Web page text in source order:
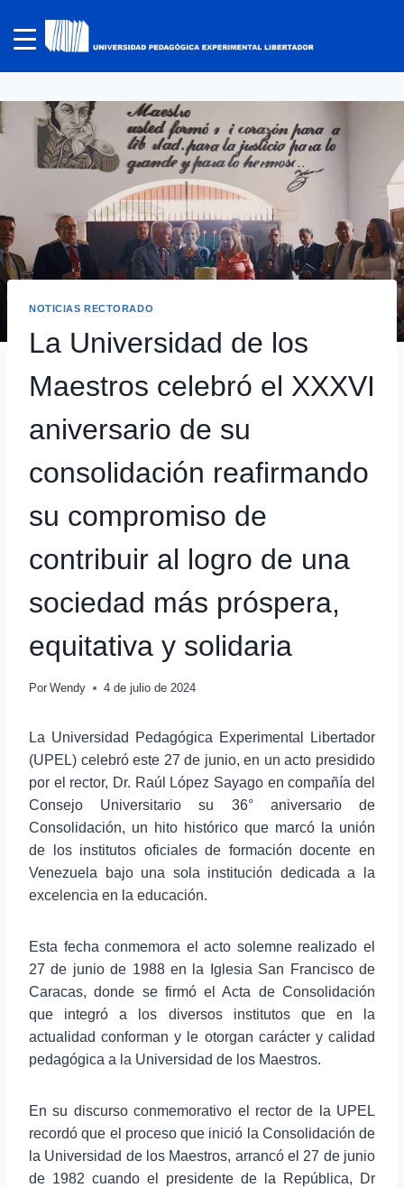
NOTICIAS RECTORADO
La Universidad de los
Maestros celebró el XXXVI
aniversario de su
consolidación reafirmando
su compromiso de
contribuir al logro de una
sociedad más próspera,
equitativa y solidaria
Por Wendy 4 de julio de 2024
La Universidad Pedagógica Experimental Libertador
(UPEL) celebró este 27 de junio, en un acto presidido
por el rector, Dr. Raúl López Sayago en compañía del
Consejo Universitario su 36° aniversario de
Consolidación, un hito histórico que marcó la unión
de los institutos oficiales de formación docente en
Venezuela bajo una sola institución dedicada a la
excelencia en la educación.
Esta fecha conmemora el acto solemne realizado el
27 de junio de 1988 en la Iglesia San Francisco de
Caracas, donde se firmó el Acta de Consolidación
que integró a los diversos institutos que en la
actualidad conforman y le otorgan carácter y calidad
pedagógica a la Universidad de los Maestros.
En su discurso conmemorativo el rector de la UPEL
recordó que el proceso que inició la Consolidación de
la Universidad de los Maestros, arrancó el 27 de junio
de 1982 cuando el presidente de la República, Dr